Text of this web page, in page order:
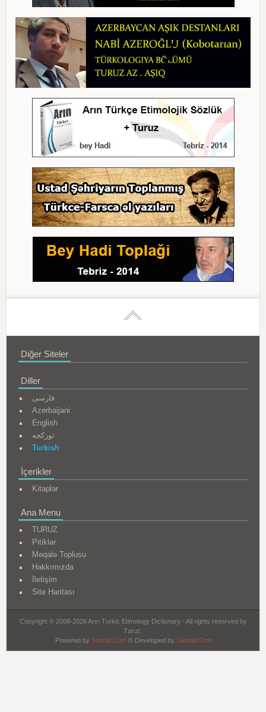
Diğer Siteler
Diller
فارسی
Azerbaijani
English
تورکجه
Turkish
İçerikler
Kitaplar
Ana Menu
TURUZ
Pitiklər
Məqalə Toplusu
Hakkımızda
İletişim
Site Haritası
Copyright © 2008-2026 Arın Turkic Etimology Dictionary - All rights reserved by
Turuz.
Powered by Sapdal.Com© Developed by Sapdal.Com